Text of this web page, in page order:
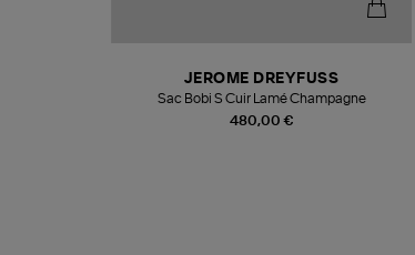
480,00 €
JEROME DREYFUSS
Sac Bobi S Cuir Lamé Champagne